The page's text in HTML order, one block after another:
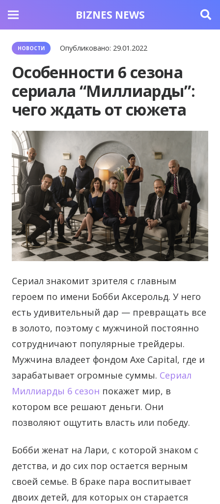
BIZNES NEWS
НОВОСТИ Опубликовано: 29.01.2022
Особенности 6 сезона
сериала “Миллиарды”:
чего ждать от сюжета
Сериал знакомит зрителя с главным
героем по имени Бобби Аксерольд. У него
есть удивительный дар — превращать все
в золото, поэтому с мужчиной постоянно
сотрудничают популярные трейдеры.
Мужчина владеет фондом Axe Capital, где и
зарабатывает огромные суммы. Сериал
Миллиарды 6 сезон покажет мир, в
котором все решают деньги. Они
позволяют ощутить власть или победу.
Бобби женат на Лари, с которой знаком с
детства, и до сих пор остается верным
своей семье. В браке пара воспитывает
двоих детей, для которых он старается